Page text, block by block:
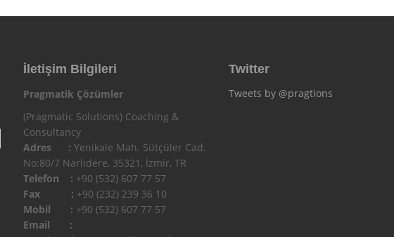
İletişim Bilgileri
Pragmatik Çözümler
(Pragmatic Solutions) Coaching &
Consultancy
Adres : Yenikale Mah. Sütçüler Cad.
No:80/7 Narlıdere, 35321, İzmir, TR
Telefon : +90 (532) 607 77 57
Fax : +90 (232) 239 36 10
Mobil : +90 (532) 607 77 57
Email :
Twitter
Tweets by @pragtions